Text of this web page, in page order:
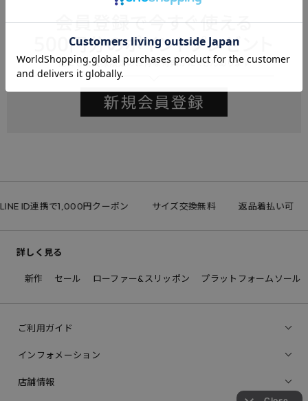
ID連携で1,000円クーポン サイズ交換無料 返品着払い可
詳しく見る
新作 セール ローファー&スリッポン プラットフォームソール
ご利用ガイド
インフォメーション
店舗情報